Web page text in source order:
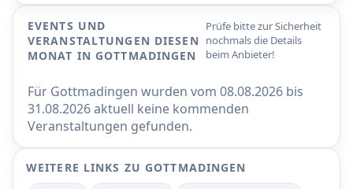
EVENTS UND
VERANSTALTUNGEN DIESEN
MONAT IN GOTTMADINGEN
Prüfe bitte zur Sicherheit
nochmals die Details
beim Anbieter!
Für Gottmadingen wurden vom 08.08.2026 bis
31.08.2026 aktuell keine kommenden
Veranstaltungen gefunden.
WEITERE LINKS ZU GOTTMADINGEN